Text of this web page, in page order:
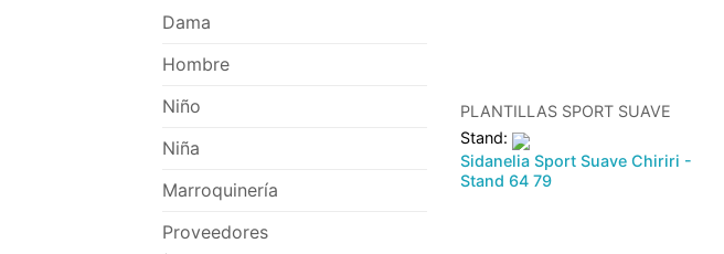
Dama
Hombre
Niño
Niña
Marroquinería
Proveedores
PLANTILLAS SPORT SUAVE
Stand:
Sidanelia Sport Suave Chiriri -
Stand 64 79